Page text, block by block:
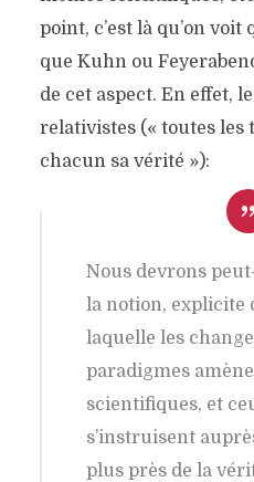
point, c’est là qu’on
que Kuhn ou
de cet aspect. En effet,
relativistes (« toutes les
chacun sa vérité »):
Nous devrons
la notion, explicite
laquelle les
paradigmes
scientifiques, et
s’instruisent
plus près de la